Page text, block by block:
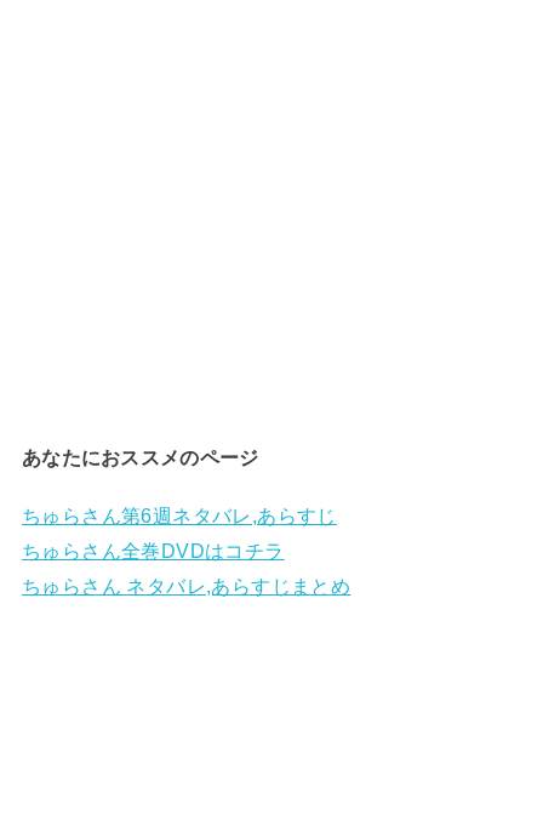
あなたにおススメのページ
ちゅらさん第6週ネタバレ,あらすじ
ちゅらさん全巻DVDはコチラ
ちゅらさん ネタバレ,あらすじまとめ